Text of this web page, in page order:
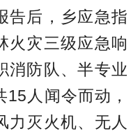
告后，乡应急指
火灾三级应急响
消防队、半专业
人闻令而动，
力灭火机、无人